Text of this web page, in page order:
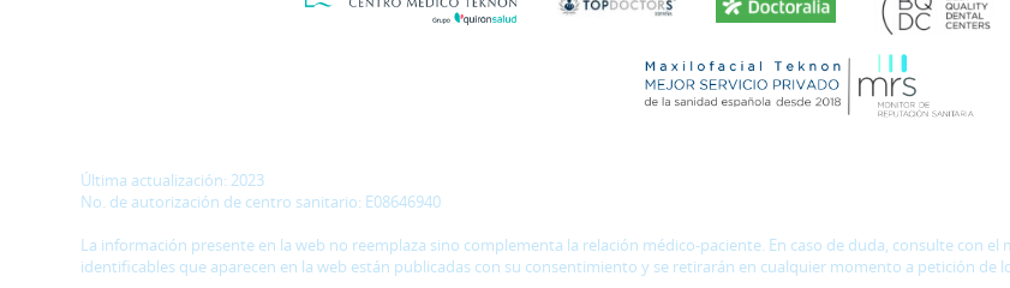
Última actualización: 2023
No. de autorización de centro sanitario: E08646940
La información presente en la web no reemplaza sino complementa la relación médico-paciente. En caso de duda, consulte con
identificables que aparecen en la web están publicadas con su consentimiento y se retirarán en cualquier momento a petición de